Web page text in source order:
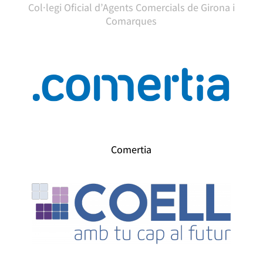
Col·legi Oficial d’Agents Comercials de Girona i
Comarques
Comertia